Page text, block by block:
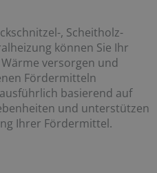
, Scheitholz-
können Sie Ihr
versorgen und
Fördermitteln
basierend auf
und unterstützen
Ihrer Fördermittel.